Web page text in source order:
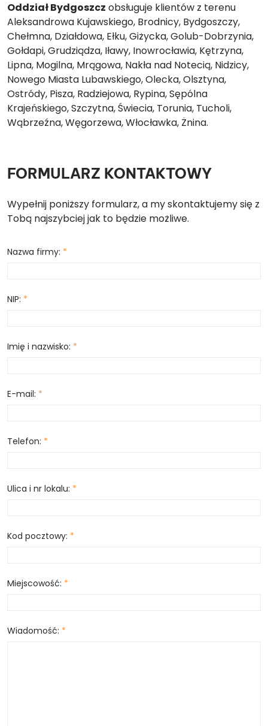
Oddział Bydgoszcz obsługuje klientów z terenu
Aleksandrowa Kujawskiego, Brodnicy, Bydgoszczy,
Chełmna, Działdowa, Ełku, Giżycka, Golub-Dobrzynia,
Gołdapi, Grudziądza, Iławy, Inowrocławia, Kętrzyna,
Lipna, Mogilna, Mrągowa, Nakła nad Notecią, Nidzicy,
Nowego Miasta Lubawskiego, Olecka, Olsztyna,
Ostródy, Pisza, Radziejowa, Rypina, Sępólna
Krajeńskiego, Szczytna, Świecia, Torunia, Tucholi,
Wąbrzeźna, Węgorzewa, Włocławka, Żnina.
FORMULARZ KONTAKTOWY
Wypełnij poniższy formularz, a my skontaktujemy się z
Tobą najszybciej jak to będzie możliwe.
Nazwa firmy: *
NIP: *
Imię i nazwisko: *
E-mail: *
Telefon: *
Ulica i nr lokalu: *
Kod pocztowy: *
Miejscowość: *
Wiadomość: *